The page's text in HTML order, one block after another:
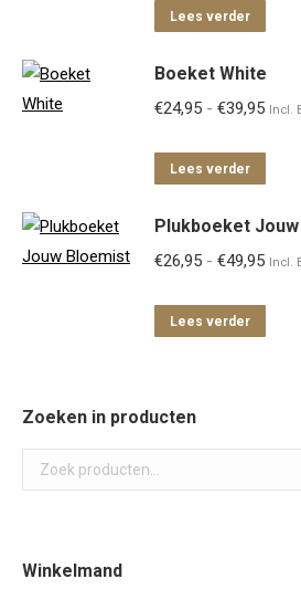
Lees verder
Boeket White
€24,95 - €39,95 Incl.
Lees verder
Plukboeket
€26,95 - €49,95 Incl.
Lees verder
Zoeken in producten
Winkelmand